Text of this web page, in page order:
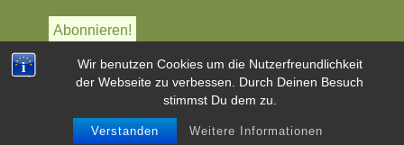
Wir benutzen Cookies um die Nutzerfreundlichkeit
der Webseite zu verbessen. Durch Deinen Besuch
stimmst Du dem zu.
Verstanden Weitere Informationen